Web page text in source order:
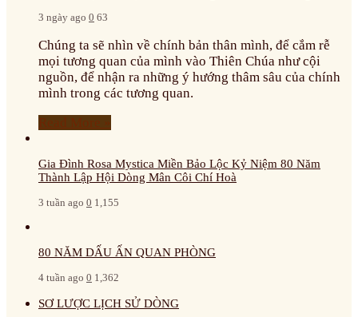
3 ngày ago 0 63
Chúng ta sẽ nhìn về chính bản thân mình, để cắm rễ
mọi tương quan của mình vào Thiên Chúa như cội
nguồn, để nhận ra những ý hướng thâm sâu của chính
mình trong các tương quan.
Read More »
Gia Đình Rosa Mystica Miền Bảo Lộc Kỷ Niệm 80 Năm
Thành Lập Hội Dòng Mân Côi Chí Hoà
3 tuần ago 0 1,155
80 NĂM DẤU ẤN QUAN PHÒNG
4 tuần ago 0 1,362
SƠ LƯỢC LỊCH SỬ DÒNG